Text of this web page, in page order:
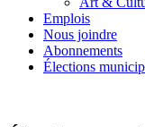
Emplois
Nous joindre
Abonnements
Élections